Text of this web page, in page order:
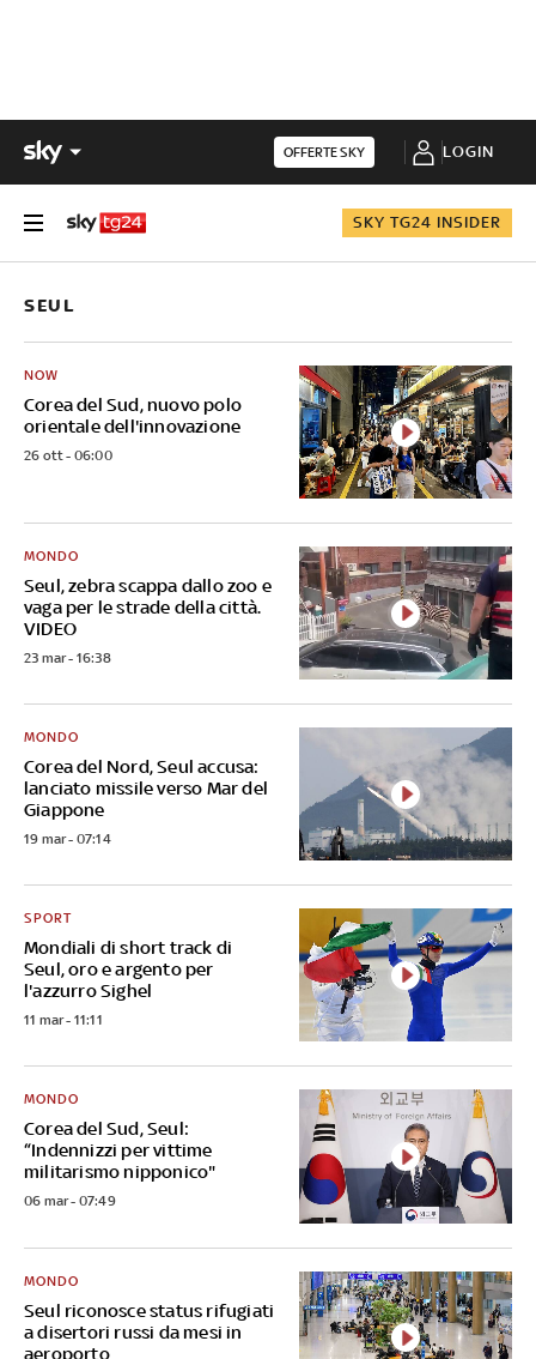
OFFERTE SKY LOGIN
SKY TG24 INSIDER
SEUL
Corea del Sud, nuovo polo
orientale dell'innovazione
NOW
26 ott - 06:00
Seul, zebra scappa dallo zoo e
vaga per le strade della città.
VIDEO
MONDO
23 mar - 16:38
Corea del Nord, Seul accusa:
lanciato missile verso Mar del
Giappone
MONDO
19 mar - 07:14
Mondiali di short track di
Seul, oro e argento per
l'azzurro Sighel
SPORT
11 mar - 11:11
Corea del Sud, Seul:
“Indennizzi per vittime
militarismo nipponico"
MONDO
06 mar - 07:49
Seul riconosce status rifugiati
a disertori russi da mesi in
aeroporto
MONDO